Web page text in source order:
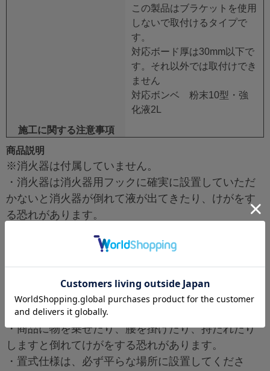
この製品はブラケットを使用
しないで取付けるタイプで
す。
対応ボード厚は30mm以下で
す。それ以外では取付けでき
ません
対応ボンベ 粉末10型・強
化液2L
施工に関する注意事項
商品説明
※消火器は付属していません。
・消火器は消火器用フックに確実に設置していただ
かないと消火器が倒れて液が出てきたり、けがをす
る恐れがあります。
確実に設置していただかないと倒れてけがをする恐
れがあります。
・扉付き仕様の商品は、きっちりと扉を閉めていた
だかないと消火器が倒れたり、扉にあたってけがを
する恐れがあります。
・商品に物を乗せたり、腰を掛けたり、持たれたり
しますと倒れてけがをする恐れがあります。
・置式仕様は、必ず平らな場所に設置してくださ